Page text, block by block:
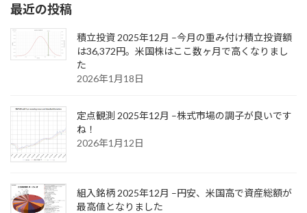
最近の投稿
積立投資 2025年12月 –今月の重み付け積立投資額
は36,372円。米国株はここ数ヶ月で高くなりまし
た
2026年1月18日
定点観測 2025年12月 –株式市場の調子が良いです
ね！
2026年1月12日
組入銘柄 2025年12月 –円安、米国高で資産総額が
最高値となりました